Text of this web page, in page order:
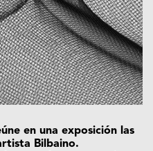
en una exposición las
Bilbaino.